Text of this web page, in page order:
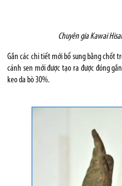
Chuyên gia Kawai
Gắn các chi tiết mới bổ sung bằng chốt
cánh sen mới được tạo ra được đóng
keo da bò 30%.